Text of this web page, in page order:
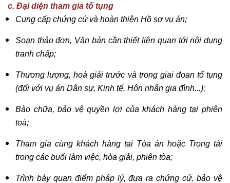
c. Đại diện tham gia tố tụng
Cung cấp chứng cứ và hoàn thiện Hồ sơ vụ án;
Soạn thảo đơn, Văn bản cần thiết liên quan tới nội dung
tranh chấp;
Thương lượng, hoà giải trước và trong giai đoạn tố tụng
(đối với vụ án Dân sự, Kinh tế, Hôn nhân gia đình...);
Bào chữa, bảo vệ quyền lợi của khách hàng tại phiên
toà;
Tham gia cùng khách hàng tại Tòa án hoặc Trọng tài
trong các buổi làm việc, hòa giải, phiên tòa;
Trình bày quan điểm pháp lý, đưa ra chứng cứ, bảo vệ